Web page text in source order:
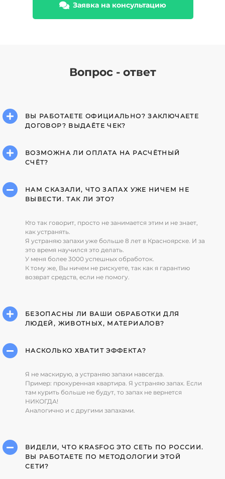
Заявка на консультацию
Вопрос - ответ
ВЫ РАБОТАЕТЕ ОФИЦИАЛЬНО? ЗАКЛЮЧАЕТЕ
ДОГОВОР? ВЫДАЁТЕ ЧЕК?
ВОЗМОЖНА ЛИ ОПЛАТА НА РАСЧЁТНЫЙ
СЧЁТ?
НАМ СКАЗАЛИ, ЧТО ЗАПАХ УЖЕ НИЧЕМ НЕ
ВЫВЕСТИ. ТАК ЛИ ЭТО?
Кто так говорит, просто не занимается этим и не знает,
как устранять.
Я устраняю запахи уже больше 8 лет в Красноярске. И за
это время научился это делать.
У меня более 3000 успешных обработок.
К тому же, Вы ничем не рискуете, так как я гарантию
возврат средств, если не помогу.
БЕЗОПАСНЫ ЛИ ВАШИ ОБРАБОТКИ ДЛЯ
ЛЮДЕЙ, ЖИВОТНЫХ, МАТЕРИАЛОВ?
НАСКОЛЬКО ХВАТИТ ЭФФЕКТА?
Я не маскирую, а устраняю запахи навсегда.
Пример: прокуренная квартира. Я устраняю запах. Если
там курить больше не будут, то запах не вернется
НИКОГДА!
Аналогично и с другими запахами.
ВИДЕЛИ, ЧТО KRASFOG ЭТО СЕТЬ ПО РОССИИ.
ВЫ РАБОТАЕТЕ ПО МЕТОДОЛОГИИ ЭТОЙ
СЕТИ?